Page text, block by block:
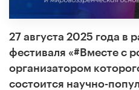
27 августа 2025 года в
фестиваля «#Вместе с
организатором
состоится научно-